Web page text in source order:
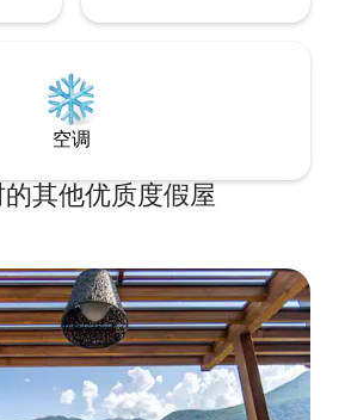
托尔诺方向行
们地区的公共交通
） 2公里，距
里，距离卢加诺（
乘坐公共交通工具
士大约每小时从
车站， COMO
Savio ，距离
快的替代传统的公
湖导航船，从卡沃
的方向，从那里步
目的地。 我强烈推
，独立移动，因为
空调
其他优质度假屋